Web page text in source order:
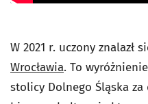
W 2021 r. uczony znalazł
Wrocławia. To
stolicy Dolnego Śląska za